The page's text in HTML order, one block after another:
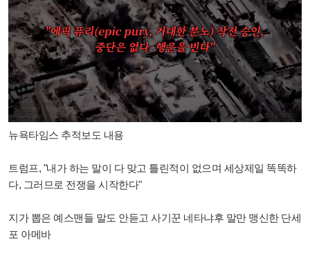
뉴욕타임스 추적보도 내용
트럼프, "내가 하는 말이 다 맞고 틀린적이 없으며 세상제일 똑똑하
다, 그러므로 전쟁을 시작한다"
지가 뽑은 예스맨들 말도 안듣고 사기꾼 네타냐후 말만 맹신한 단세
포 아메바